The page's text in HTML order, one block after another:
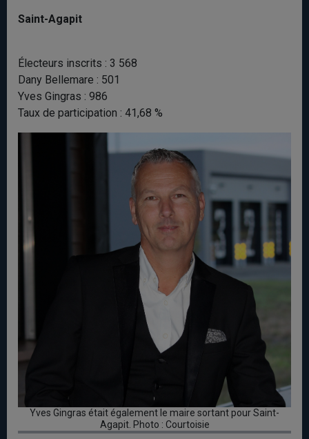
Saint-Agapit
Électeurs inscrits : 3 568
Dany Bellemare : 501
Yves Gingras : 986
Taux de participation : 41,68 %
Yves Gingras était également le maire sortant pour Saint-
Agapit. Photo : Courtoisie